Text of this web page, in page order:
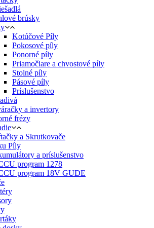
brúsky
Kotúčové Píly
Pokosové píly
Ponorné píly
Priamočiare a chvostové píly
Stolné píly
Pásové píly
Príslušenstvo
a invertory
frézy
a Skrutkovače
Píly
a príslušenstvo
program 1278
program 18V GUDE